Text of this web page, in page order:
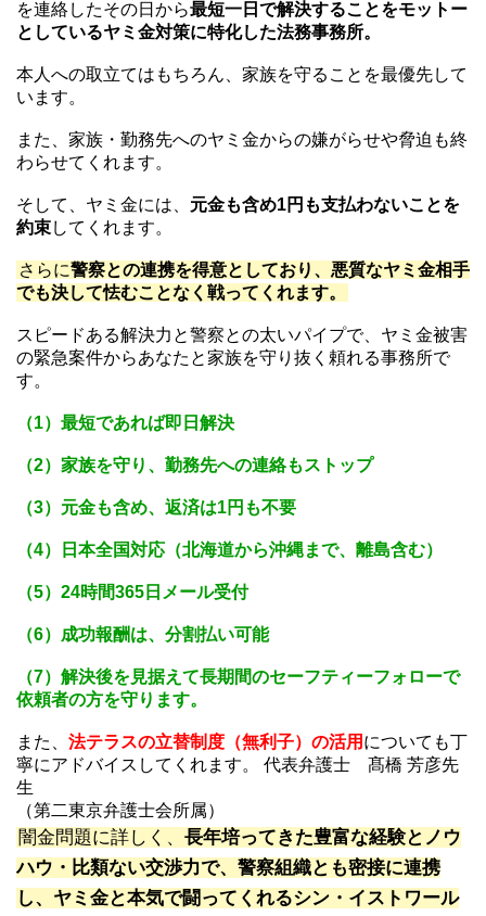
を連絡したその日から最短一日で解決することをモットー
としているヤミ金対策に特化した法務事務所。
本人への取立てはもちろん、家族を守ることを最優先して
います。
また、家族・勤務先へのヤミ金からの嫌がらせや脅迫も終
わらせてくれます。
そして、ヤミ金には、 元金も含め1円も支払わないことを
約束してくれます。
さらに警察との連携を得意としており、悪質なヤミ金相手
でも決して怯むことなく戦ってくれます。
スピードある解決力と警察との太いパイプで、ヤミ金被害
の緊急案件からあなたと家族を守り抜く頼れる事務所で
す。
（1）最短であれば即日解決
（2）家族を守り、勤務先への連絡もストップ
（3）元金も含め、返済は1円も不要
（4）日本全国対応（北海道から沖縄まで、離島含む）
（5）24時間365日メール受付
（6）成功報酬は、分割払い可能
（7）解決後を見据えて長期間のセーフティーフォローで
依頼者の方を守ります。
また、 法テラスの立替制度（無利子）の活用 についても丁
寧にアドバイスしてくれます。 代表弁護士 髙橋 芳彦先
生
（第二東京弁護士会所属）
闇金問題に詳しく、 長年培ってきた豊富な経験とノウ
ハウ・比類ない交渉力で、警察組織とも密接に連携
し、ヤミ金と本気で闘ってくれるシン・イストワール